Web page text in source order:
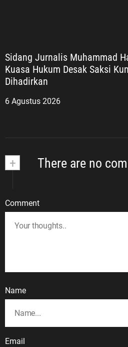
Sidang Jurnalis Muhammad
Kuasa Hukum Desak Saksi
Dihadirkan
6 Agustus 2026
+ There are no
Comment
Name
Email